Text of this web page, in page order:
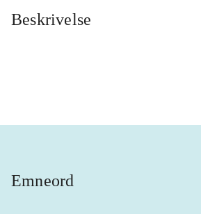
Beskrivelse
Emneord